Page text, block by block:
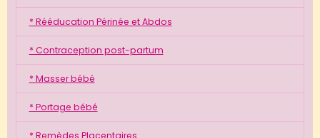
* Rééducation Périnée et Abdos
* Contraception post-partum
* Masser bébé
* Portage bébé
* Remèdes Placentaires